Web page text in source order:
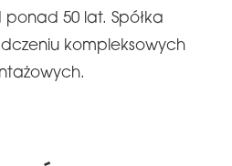
ponad 50 lat. Spółka
kompleksowych